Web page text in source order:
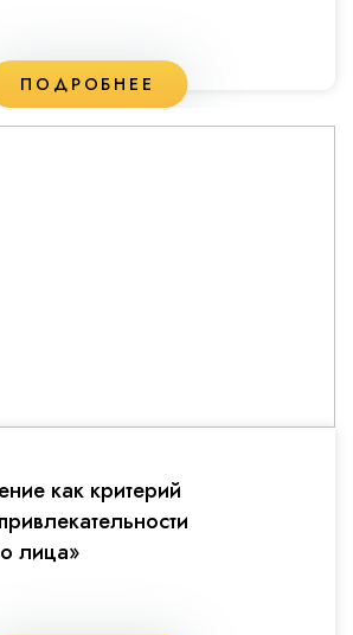
ПОДРОБНЕЕ
как критерий
лица»